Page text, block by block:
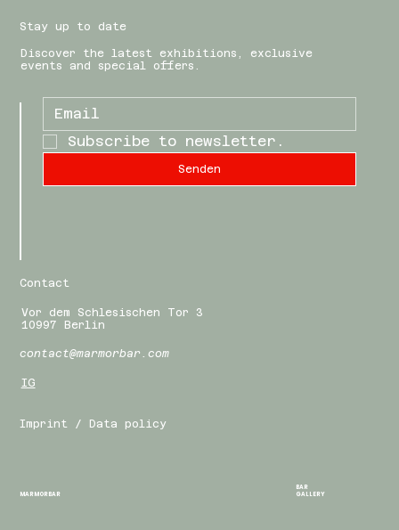
Stay up to date
Discover the latest exhibitions, exclusive
events and special offers.
Subscribe to newsletter.
Senden
MARMORBAR
BAR
GALLERY
Contact
Vor dem Schlesischen Tor 3
10997 Berlin
contact@marmorbar.com
IG
Imprint / Data policy